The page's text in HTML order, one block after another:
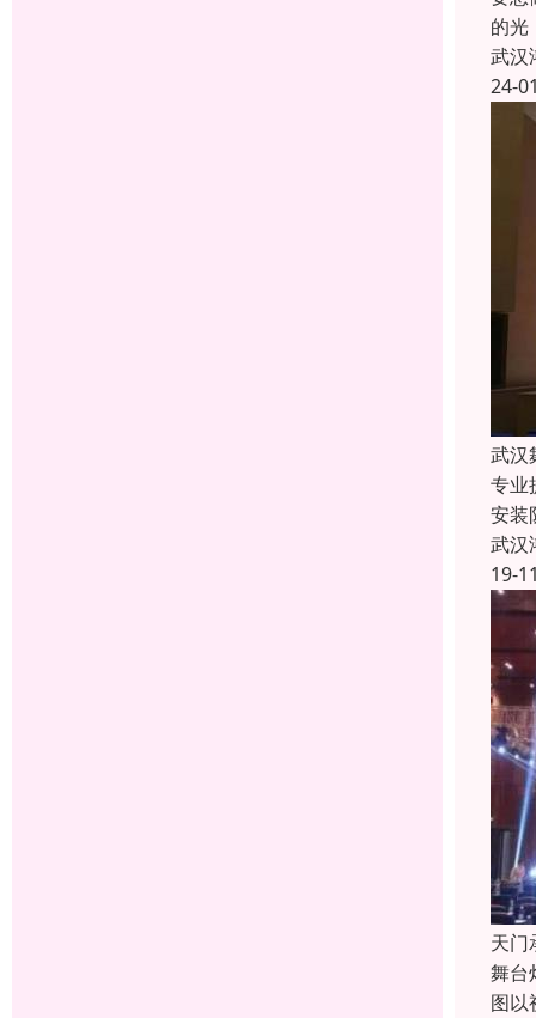
的光
武汉
24-
武汉
专业
安装
武汉
19-
天门
舞台
图以